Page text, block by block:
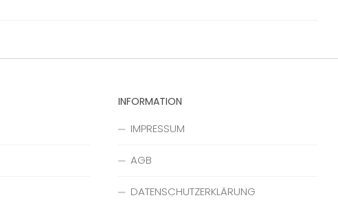
INFORMATION
IMPRESSUM
AGB
DATENSCHUTZERKLÄRUNG